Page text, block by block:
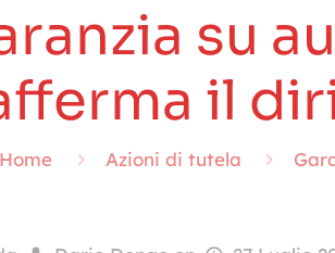
su
il
Home Azioni di tutela